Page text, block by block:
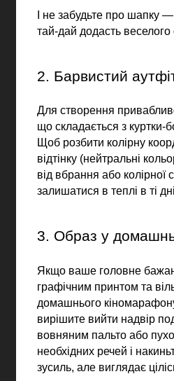
І не забудьте про шапку
тай-дай додасть
2. Барвистий
Для створення
що складається з куртки-
Щоб розбити колірну
відтінку (нейтральні
від вбрання або
залишатися в теплі в ті
3. Образ у
Якщо ваше головне
графічним принтом та
домашнього
вирішите вийти надвір
вовняним пальто або
необхідних речей і
зусиль, але виглядає